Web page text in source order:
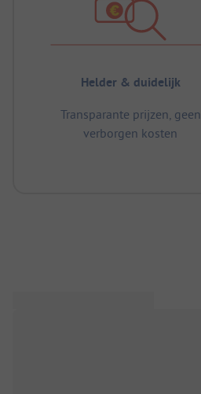
Helder & duidelijk
Transparante prijzen, geen
verborgen kosten